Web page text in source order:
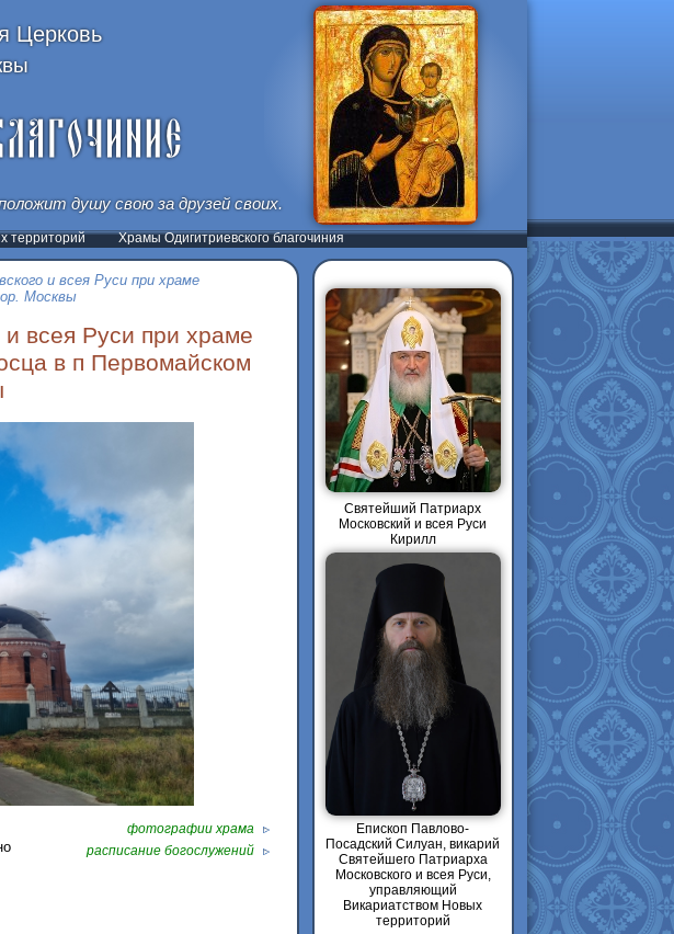
Церковь
душу свою за друзей своих.
территорий Храмы Одигитриевского благочиния
и всея Руси при храме
Москвы
всея Руси при храме
в п Первомайском
фотографии храма
расписание богослужений
Святейший Патриарх
Московский и всея Руси
Кирилл
Епископ Павлово-
Посадский Силуан, викарий
Святейшего Патриарха
Московского и всея Руси,
управляющий
Викариатством Новых
территорий